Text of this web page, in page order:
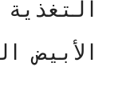
الأبيض